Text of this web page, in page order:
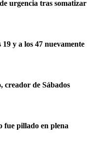
urgencia tras somatizar
y a los 47 nuevamente
creador de Sábados
fue pillado en plena